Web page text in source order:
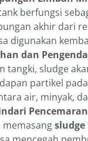
berfungsi
akhir dari
digunakan
dan
tangki, sludge
partikel
air, minyak,
memasang